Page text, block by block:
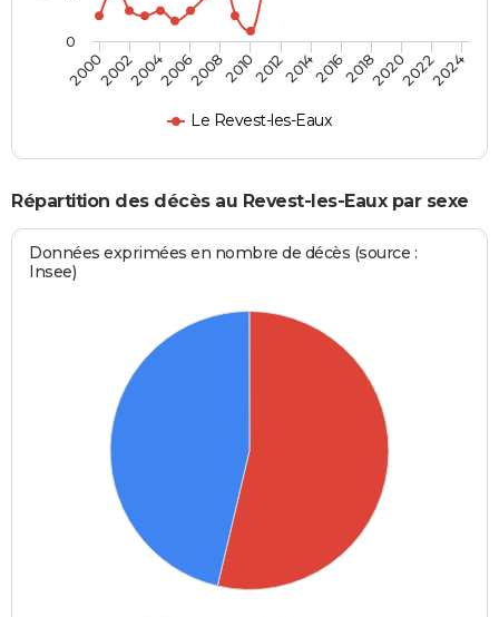
Le Revest-les-Eaux
2000200220042006200820102012201420162018202020222024
0
Répartition des décès au Revest-les-Eaux par sexe
Données exprimées en nombre de décès (source :
Insee)